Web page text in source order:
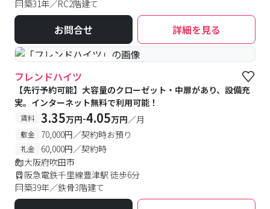
築31年／RC2階建て
お問合せ 詳細を見る
#予約受付中 #空室待ち
フレンドハイツ
【先行予約可能】大容量のクローゼット・中扉があり、設備充
実。インターネット無料で利用可能！
賃料 3.35万円-4.05万円／月
敷金 70,000円／契約時お預り
礼金
60,000円／契約時
大阪府吹田市
阪急電鉄千里線豊津駅 徒歩6分
築39年／鉄骨3階建て